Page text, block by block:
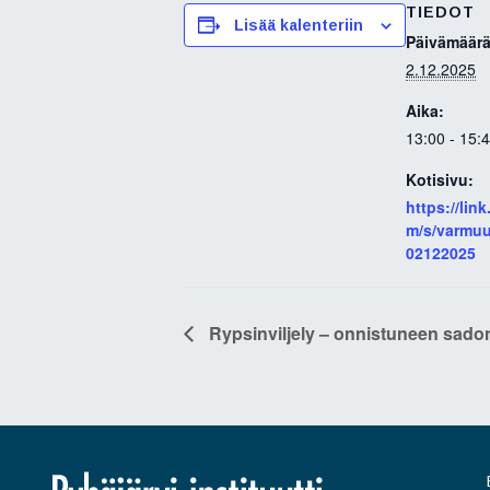
b
o
t
e
e
d
Lisää kalenteriin
TIEDOT
2.12.2025
Aika:
13:00 -
Kotisivu:
https://
m/s/
02122025
Rypsinviljely – onnistuneen